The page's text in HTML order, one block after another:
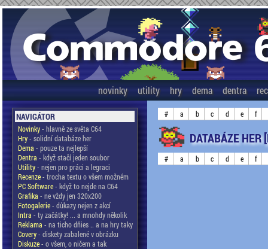
novinky utility hry dema dentra
NAVIGÁTOR
Novinky- hlavně ze světa C64
Hry- solidní databáze her
Dema - pouze ta nejlepší
Dentra - když stačí jeden soubor
Utility- nejen pro práci a legraci
Recenze- trocha textu o všem možném
PC Software- když to nejde na C64
Grafika - ne vždy jen 320x200
Fotogalerie- důkazy nejen z akcí
Intra - ty začátky! ... a mnohdy několik
Reklama - na ticho dňies .. a na hry taky
Covery- diskety zabalené v obrázku
Diskuze- o všem, o ničem a tak
# a b c d e f
DATABÁZE
# a b c d e f